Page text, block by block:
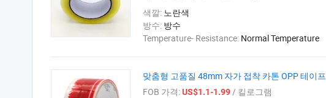
색깔: 노란색
방수: 방수
Temperature- Resistance: Normal Temperature
맞춤형 고품질 48mm 자가 접착 카톤 OPP 테이프
FOB 가격:US$1.1-1.99/ 킬로그램